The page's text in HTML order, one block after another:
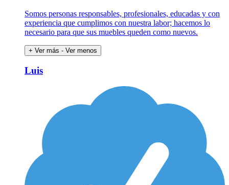
Somos personas responsables, profesionales, educadas y con
experiencia que cumplimos con nuestra labor; hacemos lo
necesario para que sus muebles queden como nuevos.
+ Ver más - Ver menos
Luis